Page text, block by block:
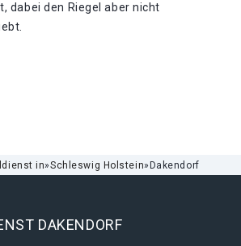
dabei den Riegel aber nicht
in»Schleswig Holstein»Dakendorf
DAKENDORF